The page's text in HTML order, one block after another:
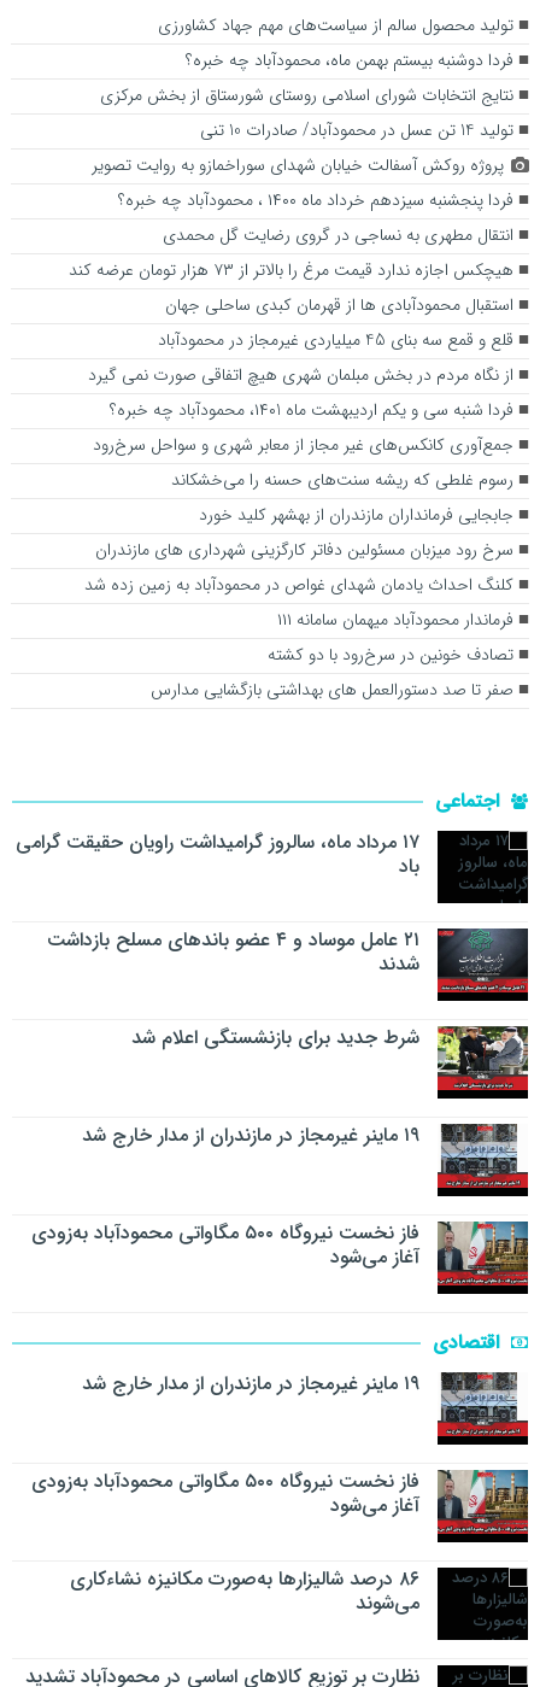
تولید محصول سالم از سیاست‌های مهم جهاد کشاورزی
فردا دوشنبه بیستم بهمن ماه، محمودآباد چه خبره؟
نتایج انتخابات شورای اسلامی روستای شورستاق از بخش مرکزی
تولید 14 تن عسل در محمودآباد/ صادرات 10 تنی
پروژه روکش آسفالت خیابان شهدای سوراخمازو به روایت تصویر
فردا پنجشنبه سیزدهم خرداد ماه ۱۴۰۰ ، محمودآباد چه خبره؟
انتقال مطهری به نساجی در گروی رضایت گل محمدی
هیچکس اجازه ندارد قیمت مرغ را بالاتر از ۷۳ هزار تومان عرضه کند
استقبال محمودآبادی ها از قهرمان کبدی ساحلی جهان
قلع و قمع سه بنای 45 میلیاردی غیرمجاز در محمودآباد
از نگاه مردم در بخش مبلمان شهری هیچ اتفاقی صورت نمی گیرد
فردا شنبه سی و یکم اردیبهشت ماه ۱۴۰1، محمودآباد چه خبره؟
جمع‌آوری کانکس‌های غیر مجاز از معابر شهری و سواحل سرخ‌رود
رسوم غلطی که ریشه سنت‌های حسنه را می‌خشکاند
جابجایی فرمانداران مازندران از بهشهر کلید خورد
سرخ رود میزبان مسئولین دفاتر کارگزینی شهرداری های مازندران
کلنگ‌ احداث یادمان شهدای غواص در محمودآباد به زمین زده شد
فرماندار محمودآباد میهمان سامانه ۱۱۱
تصادف خونين در سرخ‌رود با دو كشته
صفر تا صد دستورالعمل های بهداشتی بازگشایی مدارس
اجتماعی
۱۷ مرداد ماه، سالروز گرامیداشت راویان حقیقت گرامی
باد
۲۱ عامل موساد و ۴ عضو باند‌های مسلح بازداشت
شدند
شرط جدید برای بازنشستگی اعلام شد
۱۹ ماینر غیرمجاز در مازندران از مدار خارج شد
فاز نخست نیروگاه ۵۰۰ مگاواتی محمودآباد به‌زودی
آغاز می‌شود
اقتصادی
۱۹ ماینر غیرمجاز در مازندران از مدار خارج شد
فاز نخست نیروگاه ۵۰۰ مگاواتی محمودآباد به‌زودی
آغاز می‌شود
۸۶ درصد شالیزارها به‌صورت مکانیزه نشاءکاری
می‌شوند
نظارت بر توزیع کالا‌های اساسی در محمودآباد تشدید